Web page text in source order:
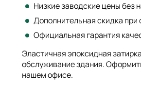
Низкие заводские цены без
Дополнительная скидка
Официальная гарантия
Эластичная эпоксидная
обслуживание здания.
нашем офисе.